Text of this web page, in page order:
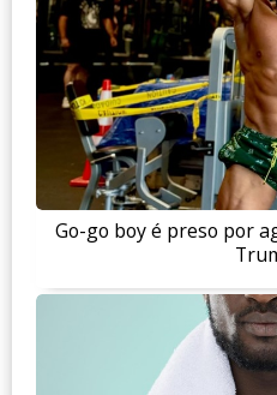
Go-go boy é preso por